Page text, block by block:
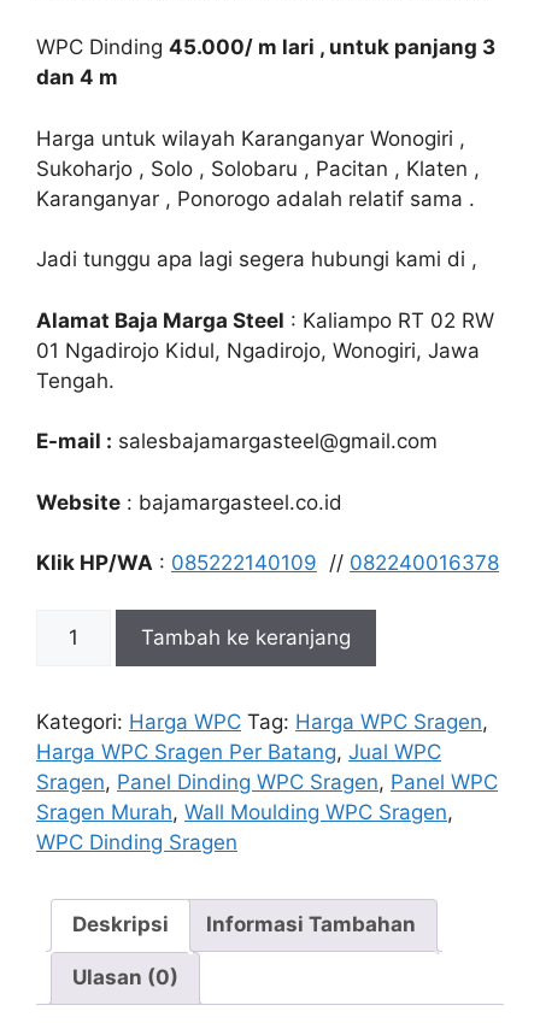
WPC Dinding 45.000/ m lari , untuk panjang 3
dan 4 m
Harga untuk wilayah Karanganyar Wonogiri ,
Sukoharjo , Solo , Solobaru , Pacitan , Klaten ,
Karanganyar , Ponorogo adalah relatif sama .
Jadi tunggu apa lagi segera hubungi kami di ,
Alamat Baja Marga Steel : Kaliampo RT 02 RW
01 Ngadirojo Kidul, Ngadirojo, Wonogiri, Jawa
Tengah.
E-mail : salesbajamargasteel@gmail.com
Website : bajamargasteel.co.id
Klik HP/WA : 085222140109 // 082240016378
Jual
Dinding
Sragen
Tambah ke keranjang
Kategori: Harga WPC Tag: Harga WPC Sragen,
Harga WPC Sragen Per Batang, Jual WPC
Sragen, Panel Dinding WPC Sragen, Panel WPC
Sragen Murah, Wall Moulding WPC Sragen,
WPC Dinding Sragen
Deskripsi Informasi Tambahan
Ulasan (0)